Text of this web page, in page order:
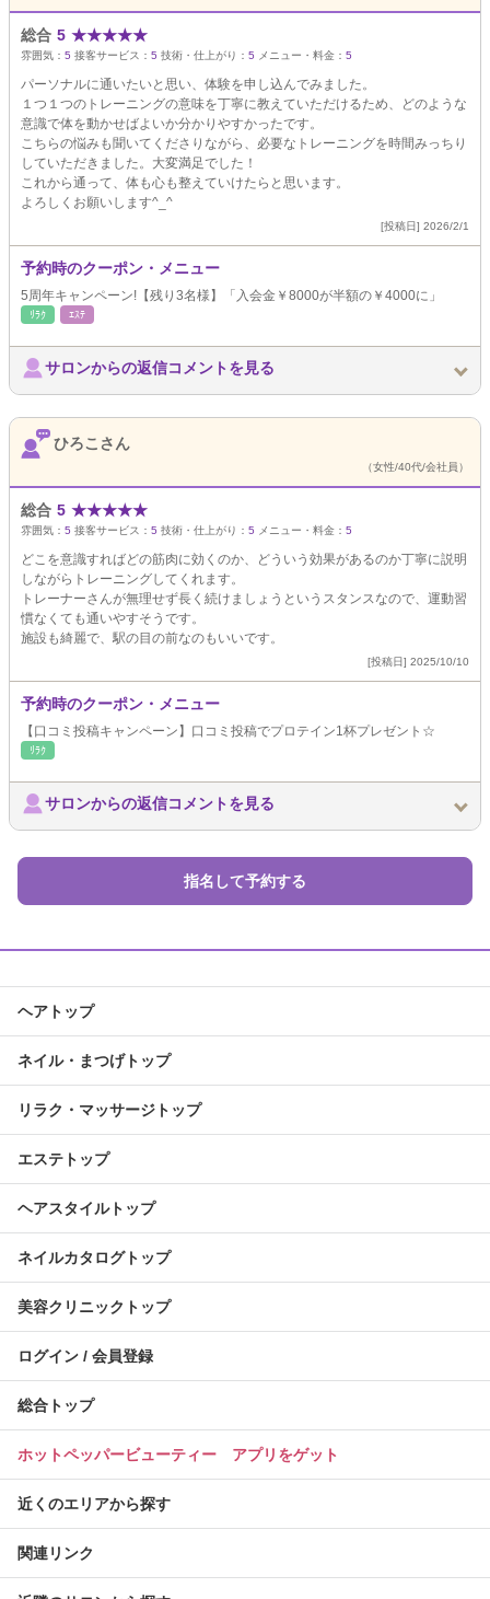
総合 5 ★★★★★
雰囲気： 5 接客サービス： 5 技術・仕上がり： 5 メニュー・料金： 5
パーソナルに通いたいと思い、体験を申し込んでみました。
１つ１つのトレーニングの意味を丁寧に教えていただけるため、どのような
意識で体を動かせばよいか分かりやすかったです。
こちらの悩みも聞いてくださりながら、必要なトレーニングを時間みっちり
していただきました。大変満足でした！
これから通って、体も心も整えていけたらと思います。
よろしくお願いします^_^
[投稿日] 2026/2/1
予約時のクーポン・メニュー
5周年キャンペーン!【残り3名様】「入会金￥8000が半額の￥4000に」
ﾘﾗｸ ｴｽﾃ
サロンからの返信コメントを見る
ひろこさん
（女性/40代/会社員）
総合 5 ★★★★★
雰囲気： 5 接客サービス： 5 技術・仕上がり： 5 メニュー・料金： 5
どこを意識すればどの筋肉に効くのか、どういう効果があるのか丁寧に説明
しながらトレーニングしてくれます。
トレーナーさんが無理せず長く続けましょうというスタンスなので、運動習
慣なくても通いやすそうです。
施設も綺麗で、駅の目の前なのもいいです。
[投稿日] 2025/10/10
予約時のクーポン・メニュー
【口コミ投稿キャンペーン】口コミ投稿でプロテイン1杯プレゼント☆
ﾘﾗｸ
サロンからの返信コメントを見る
指名して予約する
ヘアトップ
ネイル・まつげトップ
リラク・マッサージトップ
エステトップ
ヘアスタイルトップ
ネイルカタログトップ
美容クリニックトップ
ログイン / 会員登録
総合トップ
ホットペッパービューティー アプリをゲット
近くのエリアから探す
関連リンク